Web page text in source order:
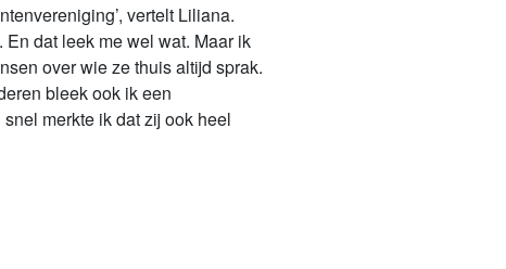
vertelt Liliana.
dat leek me wel wat. Maar ik
over wie ze thuis altijd sprak.
bleek ook ik een
merkte ik dat zij ook heel